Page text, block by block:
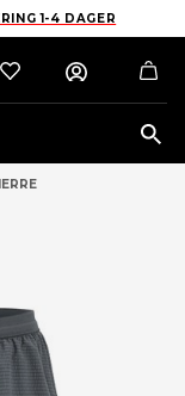
1-4 DAGER